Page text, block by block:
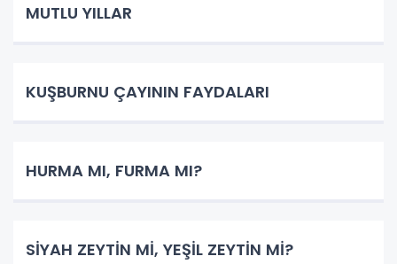
MUTLU YILLAR
KUŞBURNU ÇAYININ FAYDALARI
HURMA MI, FURMA MI?
SİYAH ZEYTİN Mİ, YEŞİL ZEYTİN Mİ?